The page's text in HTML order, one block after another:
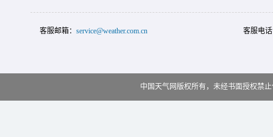
客服邮箱： service@weather.com.cn 客服电
中国天气网版权所有，未经书面授权